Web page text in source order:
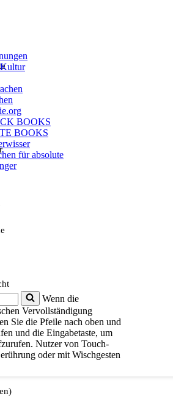
BOOKS
BOOKS
für absolute
Wenn die
Vervollständigung
Sie die Pfeile nach oben und
und die Eingabetaste, um
Nutzer von Touch-
oder mit Wischgesten